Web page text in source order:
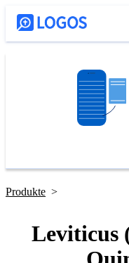
Produkte >
Leviticus